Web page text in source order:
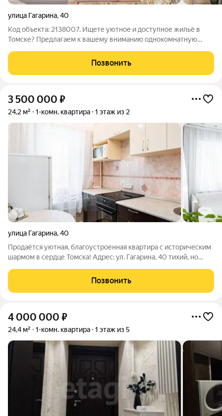
улица Гагарина,40
Код объекта: 2138007. Ищете уютное и доступное жильё в
Томске? Предлагаем к вашему вниманию однокомнатную
выбор для тех, кто ценит комфорт и удобство. Квартира
расположена в одном из самых
Позвонить
3 500 000 ₽
24,2 м² 1-комн. квартира 1 этаж из 2
улица Гагарина,40
Продаётся уютная, благоустроенная квартира с историческим
шармом в сердце Томска! Адрес: ул. Гагарина, 40 тихий, но
уголок расположен на первом этаже старинного
двухэтажного дома, который
Позвонить
4 000 000 ₽
24,4 м² 1-комн. квартира 1 этаж из 5